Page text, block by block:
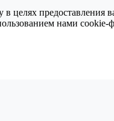
предоставления
нами